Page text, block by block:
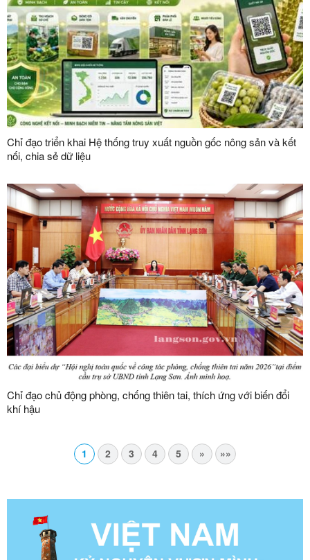
Chỉ đạo triển khai Hệ thống truy xuất nguồn gốc nông sản và kết
nối, chia sẻ dữ liệu
Chỉ đạo chủ động phòng, chống thiên tai, thích ứng với biến đổi
khí hậu
1 2 3 4 5 » »»